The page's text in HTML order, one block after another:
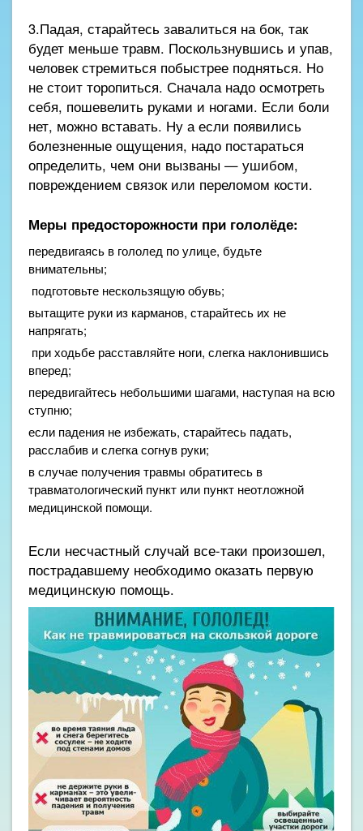
3.Падая, старайтесь завалиться на бок, так
будет меньше травм. Поскользнувшись и упав,
человек стремиться побыстрее подняться. Но
не стоит торопиться. Сначала надо осмотреть
себя, пошевелить руками и ногами. Если боли
нет, можно вставать. Ну а если появились
болезненные ощущения, надо постараться
определить, чем они вызваны — ушибом,
повреждением связок или переломом кости.
Меры предосторожности при гололёде:
передвигаясь в гололед по улице, будьте
внимательны;
подготовьте нескользящую обувь;
вытащите руки из карманов, старайтесь их не
напрягать;
при ходьбе расставляйте ноги, слегка наклонившись
вперед;
передвигайтесь небольшими шагами, наступая на всю
ступню;
если падения не избежать, старайтесь падать,
расслабив и слегка согнув руки;
в случае получения травмы обратитесь в
травматологический пункт или пункт неотложной
медицинской помощи.
Если несчастный случай все-таки произошел,
пострадавшему необходимо оказать первую
медицинскую помощь.